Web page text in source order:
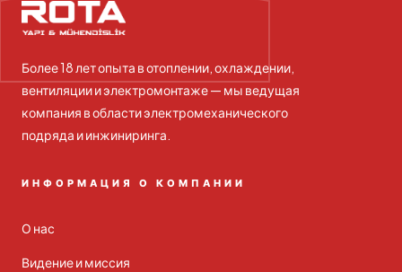
Более 18 лет опыта в отоплении, охлаждении,
вентиляции и электромонтаже — мы ведущая
компания в области электромеханического
подряда и инжиниринга.
ИНФОРМАЦИЯ О КОМПАНИИ
О нас
Видение и миссия